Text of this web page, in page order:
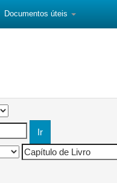
Documentos úteis